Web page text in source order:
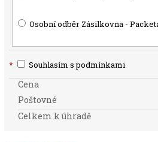
Osobní odběr Zásilkovna -
* Souhlasím s podmínkami
Cena
Poštovné
Celkem k úhradě